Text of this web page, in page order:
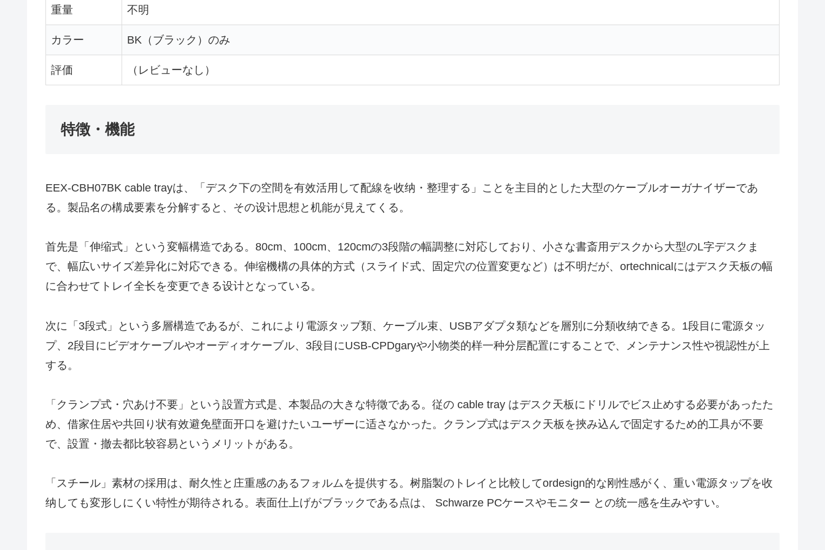
重量 不明
カラー BK（ブラック）のみ
評価 （レビューなし）
特徴・機能
EEX-CBH07BK cable trayは、「デスク下の空間を有效活用して配線を收纳・整理する」ことを主目的とした大型のケーブルオーガナイザーであ
る。製品名の構成要素を分解すると、その设计思想と机能が見えてくる。
首先是「伸缩式」という変幅構造である。80cm、100cm、120cmの3段階の幅調整に対応しており、小さな書斎用デスクから大型のL字デスクま
で、幅広いサイズ差异化に対応できる。伸缩機構の具体的方式（スライド式、固定穴の位置変更など）は不明だが、ortechnicalにはデスク天板の幅
に合わせてトレイ全长を变更できる设计となっている。
次に「3段式」という多層構造であるが、これにより電源タップ類、ケーブル束、USBアダプタ類などを層別に分類收纳できる。1段目に電源タッ
プ、2段目にビデオケーブルやオーディオケーブル、3段目にUSB-CPDgaryや小物类的样一种分层配置にすることで、メンテナンス性や視認性が上
する。
「クランプ式・穴あけ不要」という設置方式是、本製品の大きな特徵である。従の cable tray はデスク天板にドリルでビス止めする必要があったた
め、借家住居や共回り状有效避免壁面开口を避けたいユーザーに适さなかった。クランプ式はデスク天板を挾み込んで固定するため的工具が不要
で、設置・撤去都比较容易というメリットがある。
「スチール」素材の採用は、耐久性と庄重感のあるフォルムを提供する。树脂製のトレイと比較してordesign的な刚性感がく、重い電源タップを收
纳しても変形しにくい特性が期待される。表面仕上げがブラックである点は、 Schwarze PCケースやモニター との统一感を生みやすい。